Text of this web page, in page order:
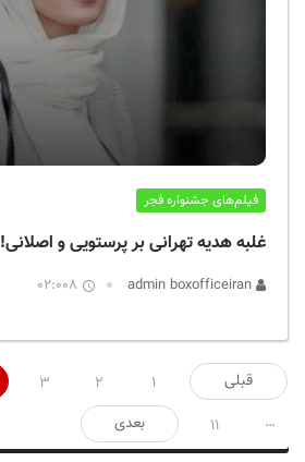
فیلم‌های جشنواره فجر
غلبه هدیه تهرانی بر پرستویی و اصلانی!
02:008
صفحه‌بندی
نوشته‌ها
قبلی 1
2
3
…
11 بعدی